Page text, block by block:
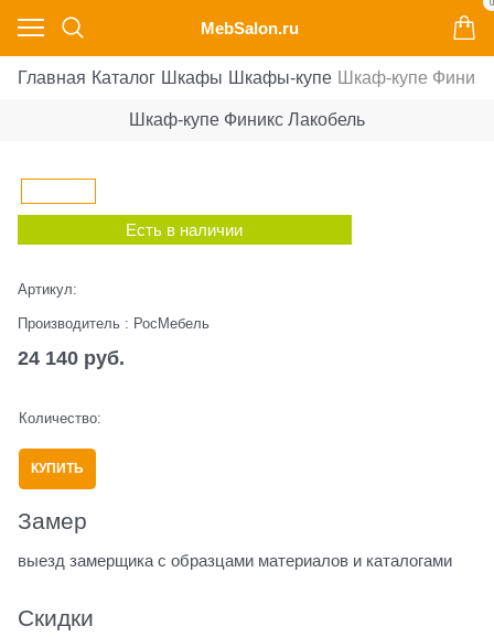
MebSalon.ru
0
Главная Каталог Шкафы Шкафы-купе Шкаф-купе
Шкаф-купе Финикс Лакобель
Есть в наличии
Артикул:
Производитель : РосМебель
24 140 руб.
Количество:
КУПИТЬ
Замер
выезд замерщика с образцами материалов и каталогами
Скидки